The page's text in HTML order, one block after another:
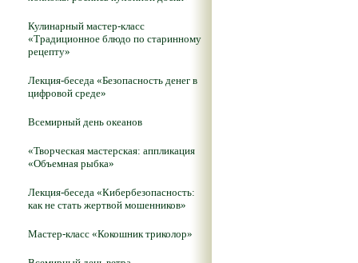
Кулинарный мастер-класс
«Традиционное блюдо по старинному
рецепту»
Лекция-беседа «Безопасность денег в
цифровой среде»
Всемирный день океанов
«Творческая мастерская: аппликация
«Объемная рыбка»
Лекция-беседа «Кибербезопасность:
как не стать жертвой мошенников»
Мастер-класс «Кокошник триколор»